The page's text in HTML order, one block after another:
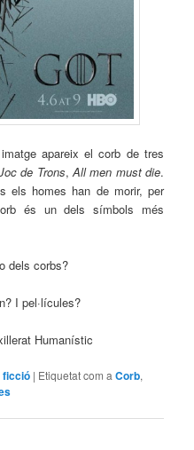
apareix el corb de tres
de Trons, Allmen must die.
els homes han de morir, per
és un dels símbols més
dels corbs?
I pel·lícules?
Humanístic
ficció | Etiquetat com a Corb,